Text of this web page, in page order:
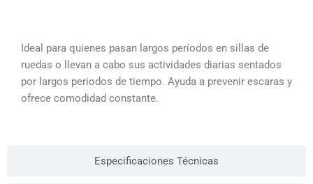
Especificaciones Técnicas
Ideal para quienes pasan largos períodos en sillas de
ruedas o llevan a cabo sus actividades diarias sentados
por largos periodos de tiempo. Ayuda a prevenir escaras y
ofrece comodidad constante.